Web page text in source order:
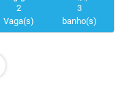
2
Vaga(s)
3
banho(s)